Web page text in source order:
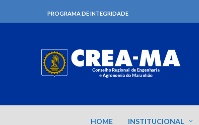
PROGRAMA DE INTEGRIDADE
HOME INSTITUCIONAL